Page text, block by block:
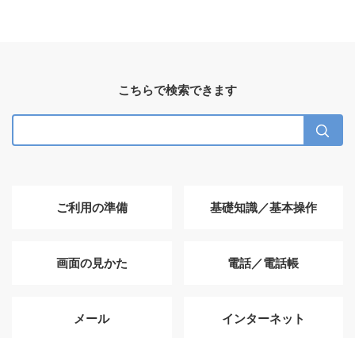
こちらで検索できます
ご利用の準備 基礎知識／基本操作
画面の見かた 電話／電話帳
メール インターネット